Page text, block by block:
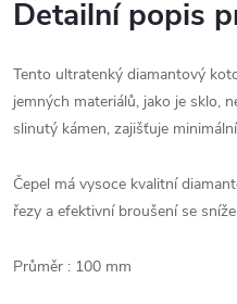
Detailní popis
Tento ultratenký diamantový
jemných materiálů, jako je sklo,
slinutý kámen, zajišťuje
Čepel má vysoce kvalitní
řezy a efektivní broušení se
Průměr : 100 mm